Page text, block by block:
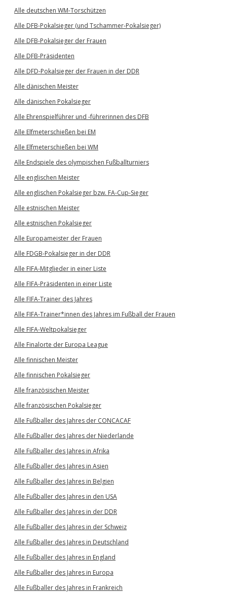
Alle deutschen WM-Torschützen
Alle DFB-Pokalsieger (und Tschammer-Pokalsieger)
Alle DFB-Pokalsieger der Frauen
Alle DFB-Präsidenten
Alle DFD-Pokalsieger der Frauen in der DDR
Alle dänischen Meister
Alle dänischen Pokalsieger
Alle Ehrenspielführer und -führerinnen des DFB
Alle Elfmeterschießen bei EM
Alle Elfmeterschießen bei WM
Alle Endspiele des olympischen Fußballturniers
Alle englischen Meister
Alle englischen Pokalsieger bzw. FA-Cup-Sieger
Alle estnischen Meister
Alle estnischen Pokalsieger
Alle Europameister der Frauen
Alle FDGB-Pokalsieger in der DDR
Alle FIFA-Mitglieder in einer Liste
Alle FIFA-Präsidenten in einer Liste
Alle FIFA-Trainer des Jahres
Alle FIFA-Trainer*innen des Jahres im Fußball der Frauen
Alle FIFA-Weltpokalsieger
Alle Finalorte der Europa League
Alle finnischen Meister
Alle finnischen Pokalsieger
Alle französischen Meister
Alle französischen Pokalsieger
Alle Fußballer des Jahres der CONCACAF
Alle Fußballer des Jahres der Niederlande
Alle Fußballer des Jahres in Afrika
Alle Fußballer des Jahres in Asien
Alle Fußballer des Jahres in Belgien
Alle Fußballer des Jahres in den USA
Alle Fußballer des Jahres in der DDR
Alle Fußballer des Jahres in der Schweiz
Alle Fußballer des Jahres in Deutschland
Alle Fußballer des Jahres in England
Alle Fußballer des Jahres in Europa
Alle Fußballer des Jahres in Frankreich